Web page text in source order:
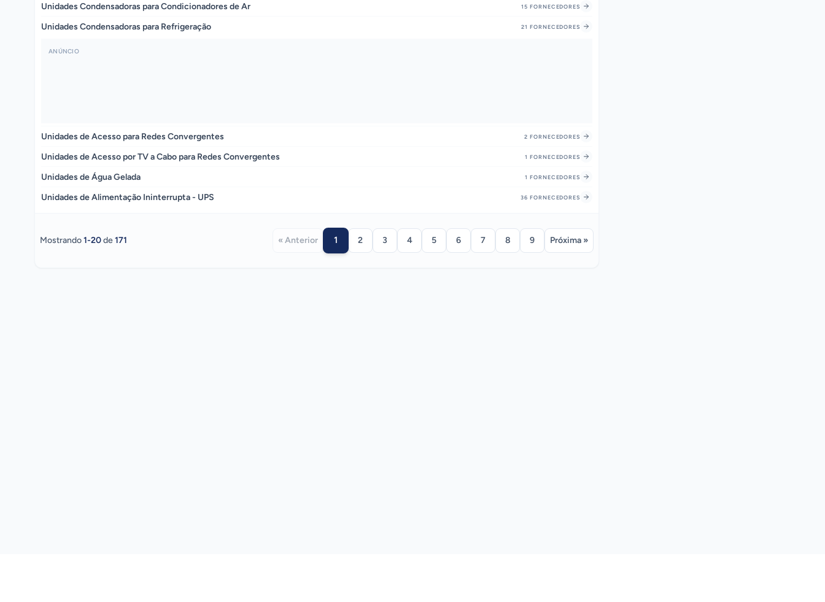
Unidades Condensadoras para Condicionadores de Ar 15 FORNECEDORES
Unidades Condensadoras para Refrigeração 21 FORNECEDORES
ANÚNCIO
Unidades de Acesso para Redes Convergentes 2 FORNECEDORES
Unidades de Acesso por TV a Cabo para Redes Convergentes 1 FORNECEDORES
Unidades de Água Gelada 1 FORNECEDORES
Unidades de Alimentação Ininterrupta - UPS 36 FORNECEDORES
Mostrando1-20de171 « Anterior 1 2 3 4 5 6 7 8 9 Próxima »